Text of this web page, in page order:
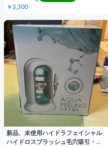
￥3,300
新品、未使用ハイドラフェイシャル
ハイドロスプラッシュ毛穴吸引・毛